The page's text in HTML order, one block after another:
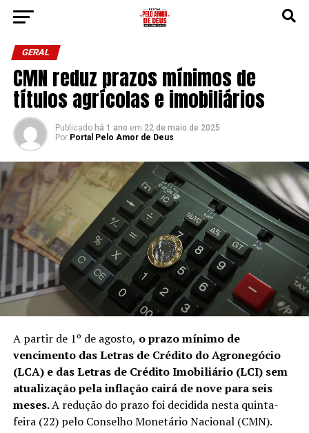
GERAL
CMN reduz prazos mínimos de
títulos agrícolas e imobiliários
Publicado há 1 ano em 22 de maio de 2025
Por Portal Pelo Amor de Deus
A partir de 1º de agosto, o prazo mínimo de
vencimento das Letras de Crédito do Agronegócio
(LCA) e das Letras de Crédito Imobiliário (LCI) sem
atualização pela inflação cairá de nove para seis
meses.A redução do prazo foi decidida nesta quinta-
feira (22) pelo Conselho Monetário Nacional (CMN).